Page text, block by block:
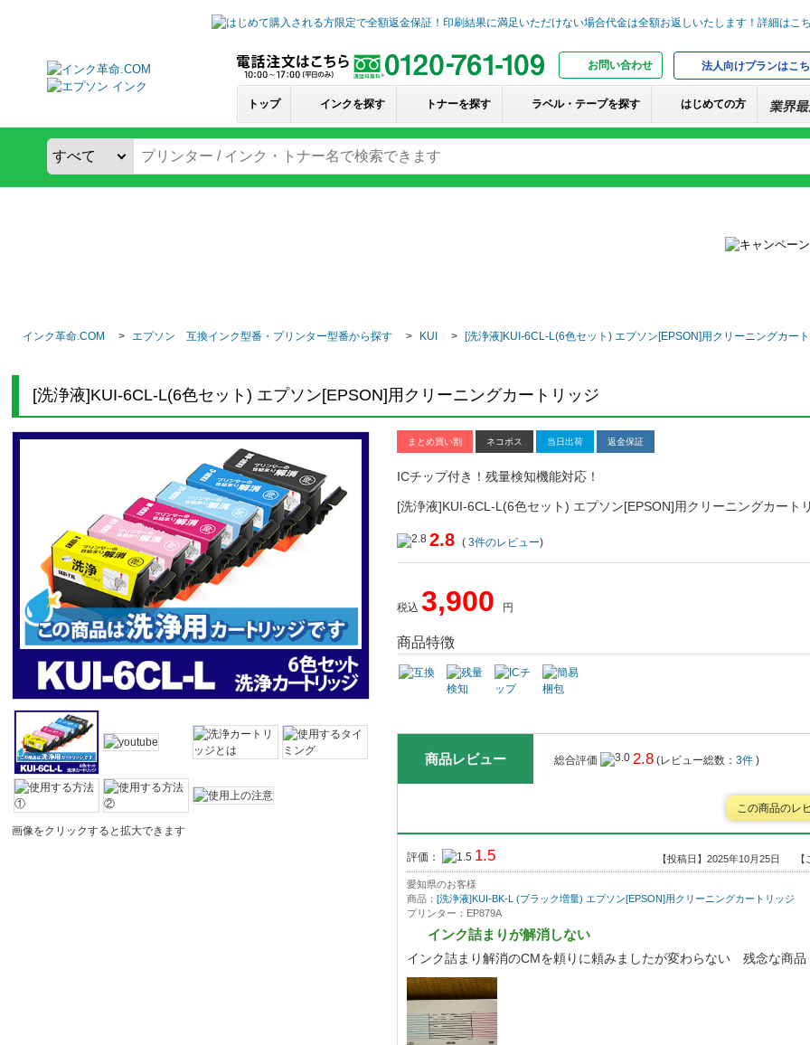
お問い合わせ 法人向けプランはこ
トップ インクを探す トナーを探す ラベル・テープを探す はじめての方
インク革命.COM エプソン 互換インク型番・プリンター型番から探す KUI [洗浄液]KUI-6CL-L(6色セット) エプソン[EPSON]用クリーニングカー
[洗浄液]KUI-6CL-L(6色セット) エプソン[EPSON]用クリーニングカートリッジ
画像をクリックすると拡大できます
まとめ買い割 ネコポス 当日出荷 返金保証
ICチップ付き！残量検知機能対応！
[洗浄液]KUI-6CL-L(6色セット) エプソン[EPSON]用クリーニングカート
2.8 ( 3件のレビュー)
税込 3,900 円
商品特徴
商品レビュー 総合評価 2.8 (レビュー総数： 3件 )
この商品のレ
評価： 1.5 【投稿日】2025年10月25日
愛知県のお客様
商品： [洗浄液]KUI-BK-L (ブラック増量) エプソン[EPSON]用クリーニングカートリッジ
プリンター：EP879A
インク詰まりが解消しない
インク詰まり解消のCMを頼りに頼みましたが変わらない 残念な商品